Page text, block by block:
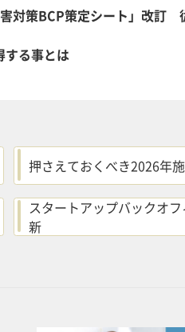
対策BCP策定シート」改訂
する事とは
押さえておくべき2026年
スタートアップバックオ
新